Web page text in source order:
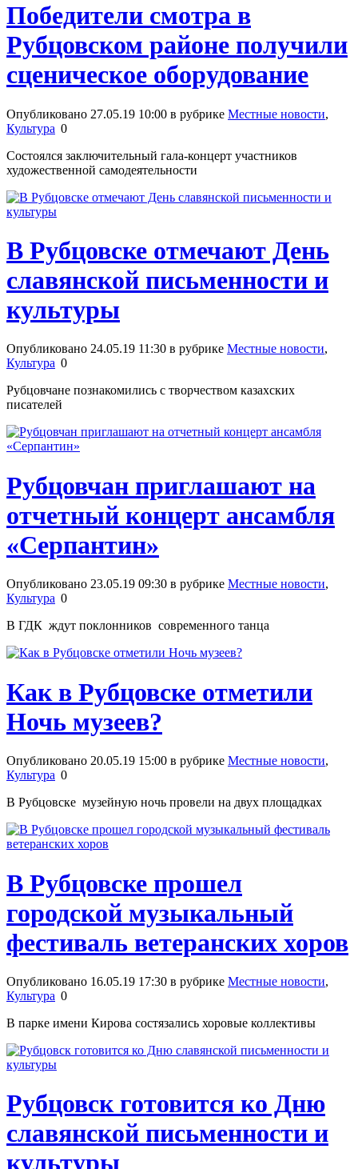
Победители смотра в
Рубцовском районе получили
сценическое оборудование
Опубликовано 27.05.19 10:00 в рубрике Местные новости,
Культура 0
Состоялся заключительный гала-концерт участников
художественной самодеятельности
В Рубцовске отмечают День
славянской письменности и
культуры
Опубликовано 24.05.19 11:30 в рубрике Местные новости,
Культура 0
Рубцовчане познакомились с творчеством казахских
писателей
Рубцовчан приглашают на
отчетный концерт ансамбля
«Серпантин»
Опубликовано 23.05.19 09:30 в рубрике Местные новости,
Культура 0
В ГДК ждут поклонников современного танца
Как в Рубцовске отметили
Ночь музеев?
Опубликовано 20.05.19 15:00 в рубрике Местные новости,
Культура 0
В Рубцовске музейную ночь провели на двух площадках
В Рубцовске прошел
городской музыкальный
фестиваль ветеранских хоров
Опубликовано 16.05.19 17:30 в рубрике Местные новости,
Культура 0
В парке имени Кирова состязались хоровые коллективы
Рубцовск готовится ко Дню
славянской письменности и
культуры